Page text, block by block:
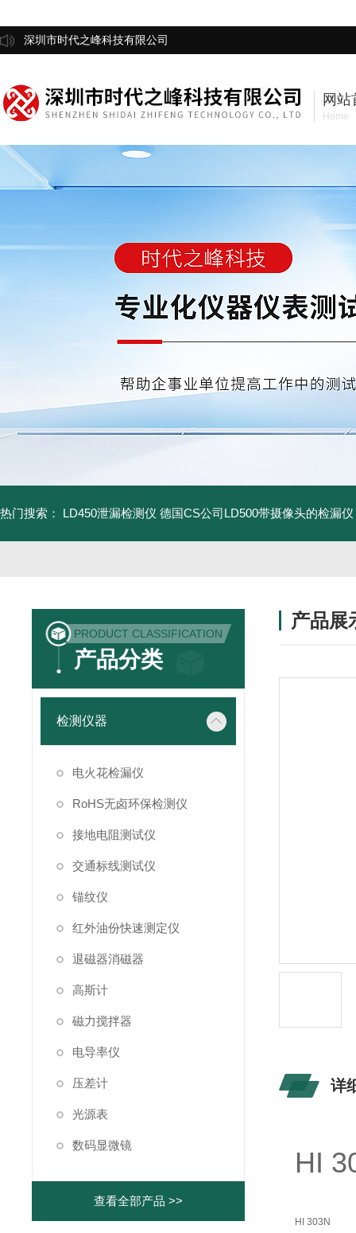
深圳市时代之峰科技有限公司
网站
Home
热门搜索： LD450泄漏检测仪 德国CS公司LD500带摄像头的检漏仪
PRODUCT CLASSIFICATION
产品分类
检测仪器
电火花检漏仪
RoHS无卤环保检测仪
接地电阻测试仪
交通标线测试仪
锚纹仪
红外油份快速测定仪
退磁器消磁器
高斯计
磁力搅拌器
电导率仪
压差计
光源表
数码显微镜
查看全部产品 >>
产品展
详
HI
HI 303N